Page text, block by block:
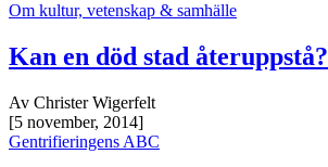
Om kultur, vetenskap & samhälle
Kan en död stad återuppstå?
Av Christer Wigerfelt
[5 november, 2014]
Gentrifieringens ABC